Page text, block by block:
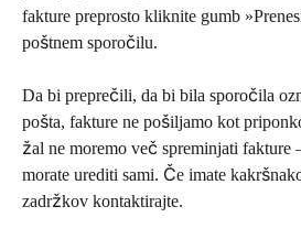
fakture preprosto kliknite gumb
poštnem sporočilu.
Da bi preprečili, da bi bila sporočila
pošta, fakture ne pošiljamo kot
žal ne moremo več spreminjati fakture
morate urediti sami. Če imate
zadržkov kontaktirajte.